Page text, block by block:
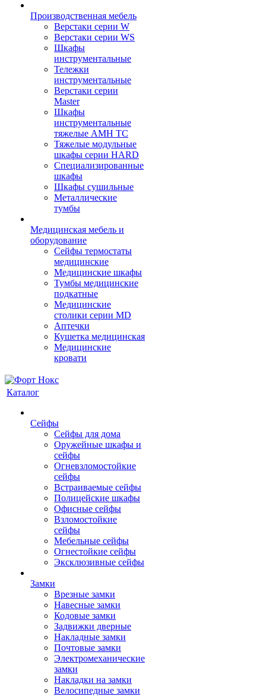
Производственная мебель
Верстаки серии W
Верстаки серии WS
Шкафы
инструментальные
Тележки
инструментальные
Верстаки серии
Master
Шкафы
инструментальные
тяжелые AMH TC
Тяжелые модульные
шкафы серии HARD
Cпециализированные
шкафы
Шкафы сушильные
Металлические
тумбы
Медицинская мебель и
оборудование
Сейфы термостаты
медицинские
Медицинские шкафы
Тумбы медицинские
подкатные
Медицинские
столики серии MD
Аптечки
Кушетка медицинская
Медицинские
кровати
Каталог
Сейфы
Сейфы для дома
Оружейные шкафы и
сейфы
Огневзломостойкие
сейфы
Встраиваемые сейфы
Полицейские шкафы
Офисные сейфы
Взломостойкие
сейфы
Мебельные сейфы
Огнестойкие сейфы
Эксклюзивные сейфы
Замки
Врезные замки
Навесные замки
Кодовые замки
Задвижки дверные
Накладные замки
Почтовые замки
Электромеханические
замки
Накладки на замки
Велосипедные замки